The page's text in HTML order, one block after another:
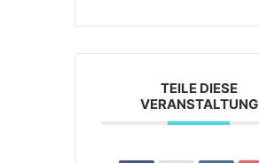
TEILE DIESE
VERANSTALTUNG